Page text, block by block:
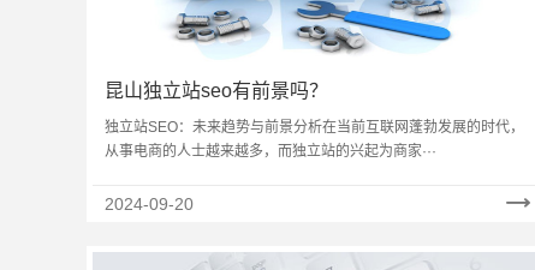
昆山独立站seo有前景吗？
独立站SEO：未来趋势与前景分析在当前互联网蓬勃发展的时代，
从事电商的人士越来越多，而独立站的兴起为商家···
2024-09-20